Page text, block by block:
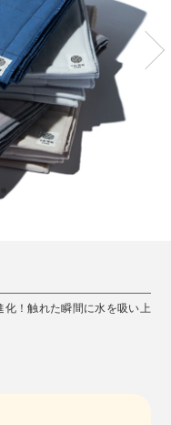
化！触れた瞬間に水を吸い上